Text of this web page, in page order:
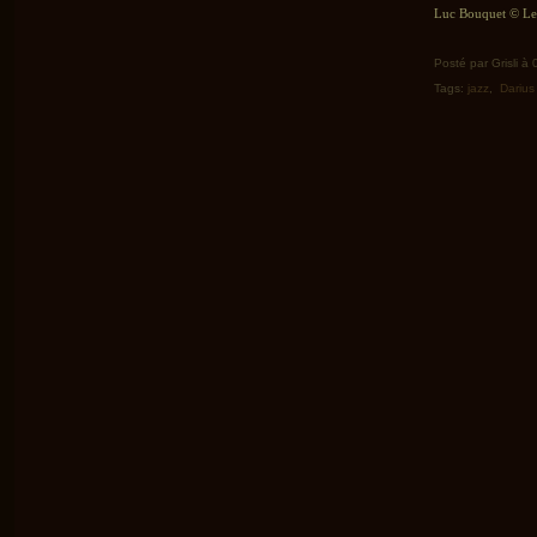
Luc Bouquet ©
Posté par Grisli à
Tags: jazz